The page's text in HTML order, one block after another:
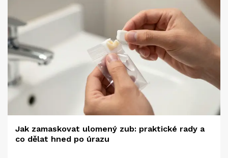
Jak zamaskovat ulomený zub: praktické rady a
co dělat hned po úrazu